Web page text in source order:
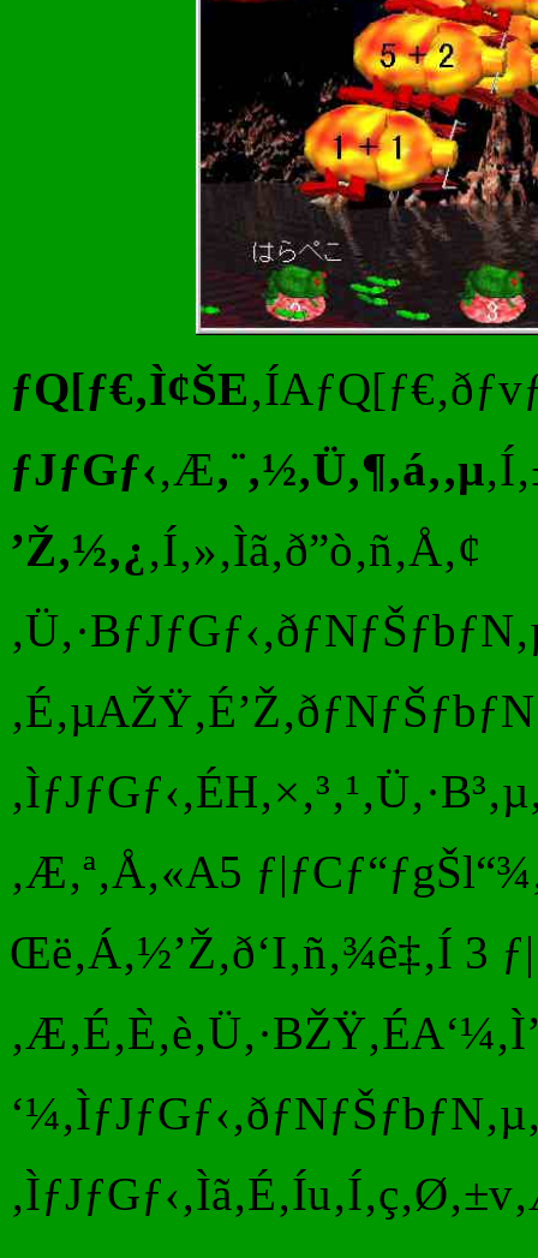
ƒQ[ƒ€‚Ì¢ŠE
ƒJƒGƒ‹‚Æ‚¨‚½‚Ü‚¶‚á‚­‚µ
’Ž‚½‚¿ ‚Í‚»‚Ìã‚ð”ò‚ñ‚Å‚¢
‚Æ‚ª‚Å‚«A5
Œë‚Á‚½’Ž‚ð‘I‚ñ‚¾ê‡‚Í 3